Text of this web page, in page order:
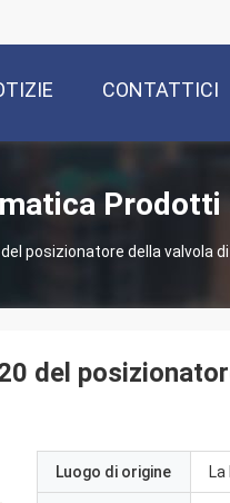
CONTATTICI
Prodotti
posizionatore della valvola
del
Luogo di origine